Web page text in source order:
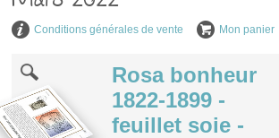
Conditions générales de vente Mon panier
Rosa bonheur
1822-1899 -
feuillet soie -